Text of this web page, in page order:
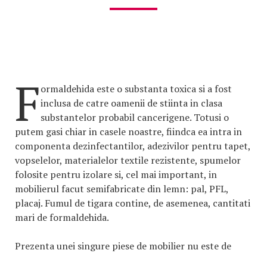
Formaldehida este o substanta toxica si a fost
inclusa de catre oamenii de stiinta in clasa
substantelor probabil cancerigene. Totusi o
putem gasi chiar in casele noastre, fiindca ea intra in
componenta dezinfectantilor, adezivilor pentru tapet,
vopselelor, materialelor textile rezistente, spumelor
folosite pentru izolare si, cel mai important, in
mobilierul facut semifabricate din lemn: pal, PFL,
placaj. Fumul de tigara contine, de asemenea, cantitati
mari de formaldehida.
Prezenta unei singure piese de mobilier nu este de